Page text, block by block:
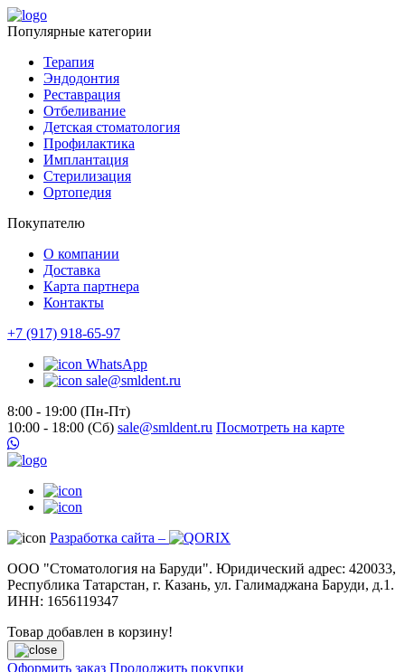
Популярные категории
Терапия
Эндодонтия
Реставрация
Отбеливание
Детская стоматология
Профилактика
Имплантация
Стерилизация
Ортопедия
Покупателю
О компании
Доставка
Карта партнера
Контакты
+7 (917) 918-65-97
WhatsApp
sale@smldent.ru
8:00 - 19:00 (Пн-Пт)
10:00 - 18:00 (Сб) sale@smldent.ru Посмотреть на карте
Разработка сайта –
ООО "Стоматология на Баруди". Юридический адрес: 420033,
Республика Татарстан, г. Казань, ул. Галимаджана Баруди, д.1.
ИНН: 1656119347
Товар добавлен в корзину!
Оформить заказ Продолжить покупки